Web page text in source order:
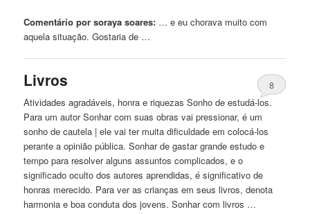
Comentário por soraya soares: … e eu chorava muitocom
aquela situação. Gostaria de …
Livros
8
Atividades agradáveis, honra e riquezas Sonho de estudá-los.
Para um autor Sonharcom suas obras vai pressionar, é um
sonho de cautela | ele vai ter muita dificuldade em colocá-los
perante a opinião pública. Sonhar de gastar grande estudo e
tempo para resolver alguns assuntos complicados, e o
significado oculto dos autores aprendidas, é significativo de
honras merecido. Para ver as crianças em seus livros, denota
harmonia e boa conduta dos jovens. Sonharcom livros …